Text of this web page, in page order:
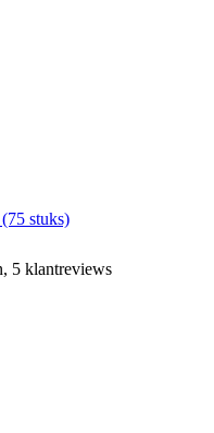
stuks)
5 klantreviews